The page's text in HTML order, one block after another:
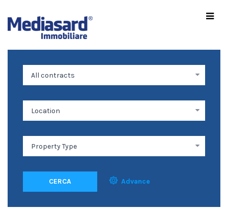
CERCA Advance